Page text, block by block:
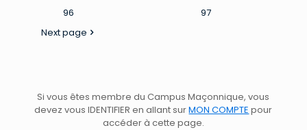
96
97
Next page
Si vous êtes membre du Campus Maçonnique, vous
devez vous IDENTIFIER en allant surMON COMPTE pour
accéder à cette page.